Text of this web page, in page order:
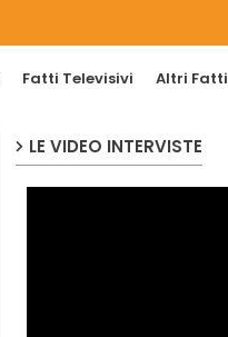
Fatti Televisivi Altri Fatti
LE VIDEO INTERVISTE